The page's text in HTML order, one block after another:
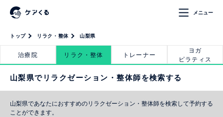
メニュー
トップ リラク・整体 山梨県
治療院 リラク・整体 トレーナー
ヨガ
ピラティス
山梨県でリラクゼーション・整体師を検索する
山梨県であなたにおすすめのリラクゼーション・整体師を検索して予約する
ことができます。